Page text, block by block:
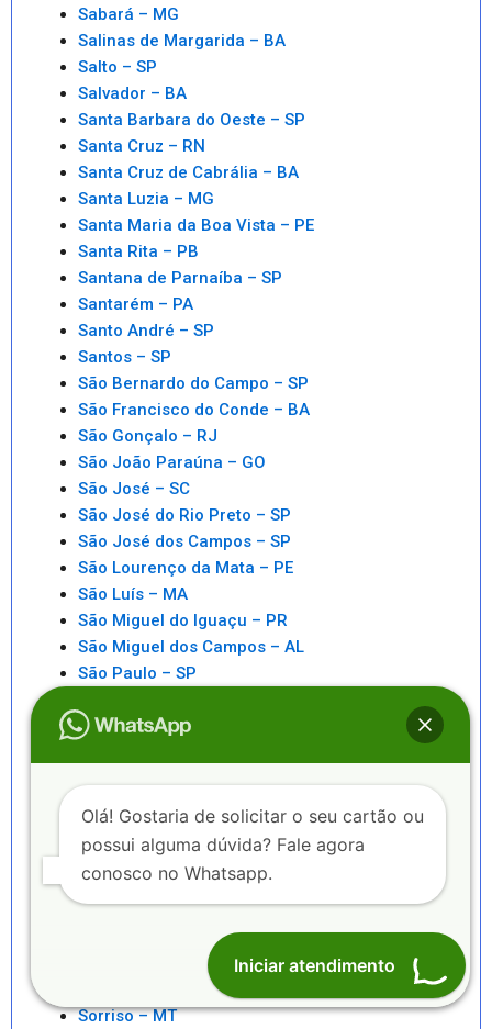
Sabará – MG
Salinas de Margarida – BA
Salto – SP
Salvador – BA
Santa Barbara do Oeste – SP
Santa Cruz – RN
Santa Cruz de Cabrália – BA
Santa Luzia – MG
Santa Maria da Boa Vista – PE
Santa Rita – PB
Santana de Parnaíba – SP
Santarém – PA
Santo André – SP
Santos – SP
São Bernardo do Campo – SP
São Francisco do Conde – BA
São Gonçalo – RJ
São João Paraúna – GO
São José – SC
São José do Rio Preto – SP
São José dos Campos – SP
São Lourenço da Mata – PE
São Luís – MA
São Miguel do Iguaçu – PR
São Miguel dos Campos – AL
São Paulo – SP
São Sebastiao – SP
Senhor do Bonfim – BA
Serra – ES
Serrinha – BA
Sete Lagoas – MG
Sorriso – MT
Olá! Gostaria de solicitar o seu cartão ou
possui alguma dúvida? Fale agora
conosco no Whatsapp.
Iniciar atendimento